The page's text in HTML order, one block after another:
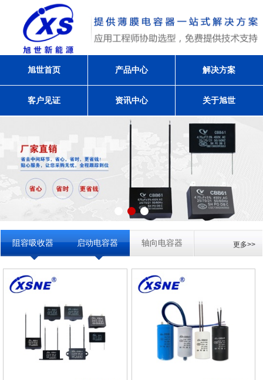
旭世首页 产品中心 解决方案
客户见证 资讯中心 关于旭世
阻容吸收器 启动电容器 轴向电容器 更多>>